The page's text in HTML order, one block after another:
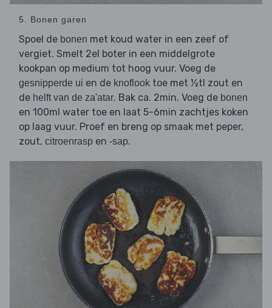
5. Bonen garen
Spoel de bonen met koud water in een zeef of
vergiet. Smelt 2el boter in een middelgrote
kookpan op medium tot hoog vuur. Voeg de
gesnipperde ui en de knoflook toe met ½tl zout en
de helft van de za'atar. Bak ca. 2min. Voeg de bonen
en 100ml water toe en laat 5-6min zachtjes koken
op laag vuur. Proef en breng op smaak met peper,
zout, citroenrasp en -sap.